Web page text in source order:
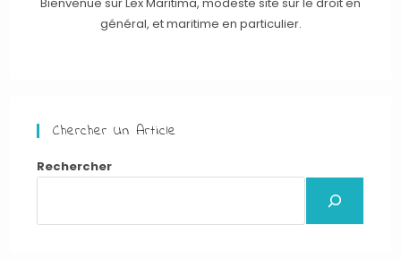
général, et maritime en particulier.
Chercher Un Article
Rechercher